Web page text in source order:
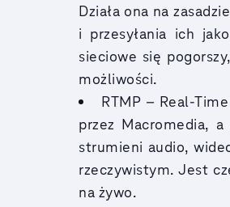
Działa ona na
i przesyłania ich
sieciowe się
możliwości.
RTMP – Real-
przez Macromedia,
strumieni audio,
rzeczywistym. Jest
na żywo.